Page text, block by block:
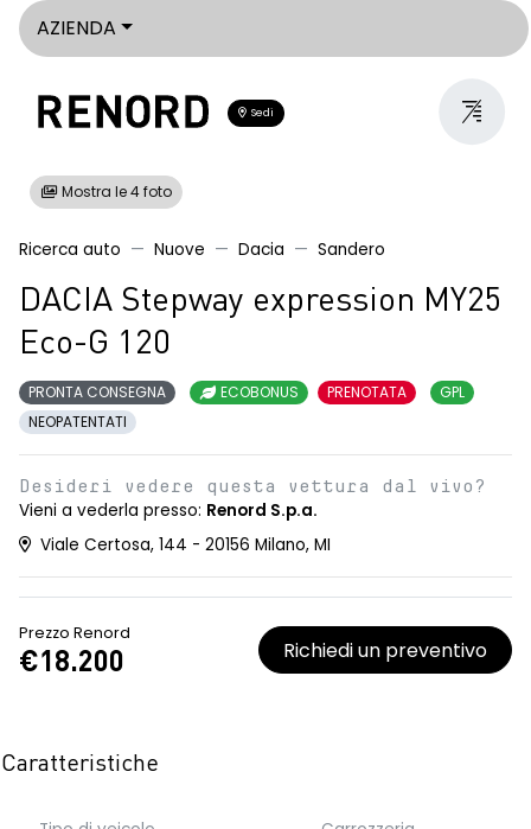
AZIENDA
Sedi
Mostra le 4 foto
Ricerca auto Nuove Dacia Sandero
DACIA Stepway expression MY25
Eco-G 120
PRONTA CONSEGNA ECOBONUS PRENOTATA
GPL
NEOPATENTATI
Desideri vedere questa vettura dal vivo?
Vieni a vederla presso: Renord S.p.a.
Viale Certosa, 144 - 20156 Milano, MI
Prezzo Renord
€18.200 Richiedi un preventivo
Caratteristiche